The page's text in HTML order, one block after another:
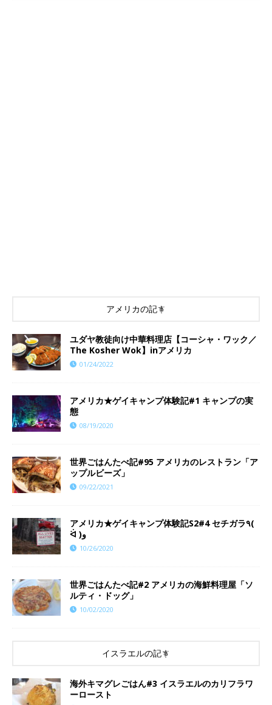
アメリカの記事
ユダヤ教徒向け中華料理店【コーシャ・ワック／
The Kosher Wok】inアメリカ
01/24/2022
アメリカ★ゲイキャンプ体験記#1 キャンプの実
態
08/19/2020
世界ごはんたべ記#95 アメリカのレストラン「ア
ップルビーズ」
09/22/2021
アメリカ★ゲイキャンプ体験記S2#4 セチガラ٩(
ᐛ )و
10/26/2020
世界ごはんたべ記#2 アメリカの海鮮料理屋「ソ
ルティ・ドッグ」
10/02/2020
イスラエルの記事
海外キマグレごはん#3 イスラエルのカリフラワ
ーロースト